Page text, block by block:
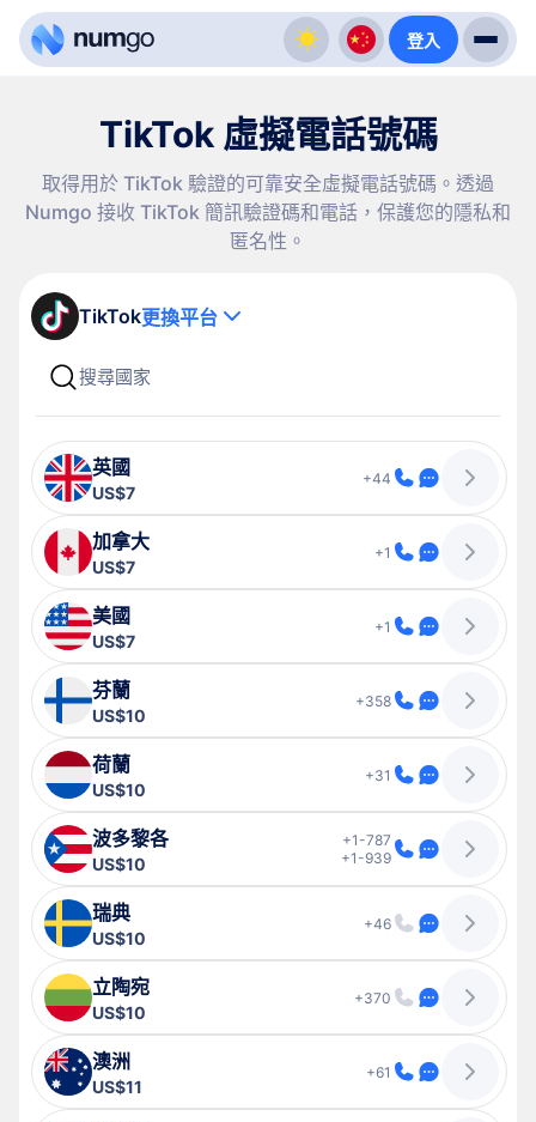
登入
TikTok 虛擬電話號碼
取得用於 TikTok 驗證的可靠安全虛擬電話號碼。透過
Numgo 接收 TikTok 簡訊驗證碼和電話，保護您的隱私和
匿名性。
TikTok更換平台
英國
US$7
+44
加拿大
US$7
+1
美國
US$7
+1
芬蘭
US$10
+358
荷蘭
US$10
+31
波多黎各
US$10
+1-787
+1-939
瑞典
US$10
+46
立陶宛
US$10
+370
澳洲
US$11
+61